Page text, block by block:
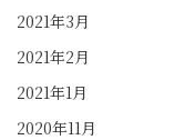
2021年3月
2021年2月
2021年1月
2020年11月